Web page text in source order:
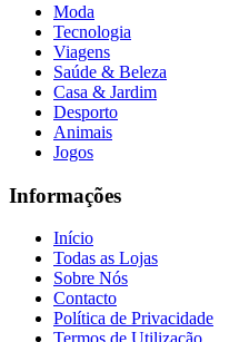
Moda
Tecnologia
Viagens
Saúde & Beleza
Casa & Jardim
Desporto
Animais
Jogos
Informações
Início
Todas as Lojas
Sobre Nós
Contacto
Política de Privacidade